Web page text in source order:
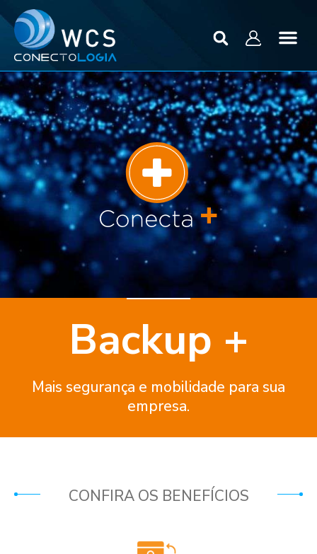
Backup +
Mais segurança e mobilidade para sua
empresa.
CONFIRA OS BENEFÍCIOS